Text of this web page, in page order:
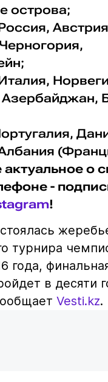
острова;
о
-
!
турнира
года,
в десяти
Vesti.kz.